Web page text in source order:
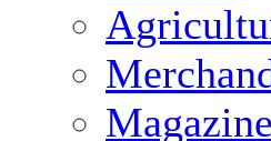
Magazine